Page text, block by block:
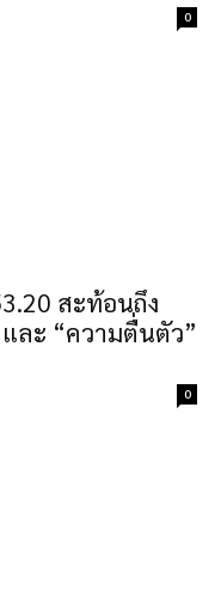
0
สะท้อนถึง
ละ “ความตื่นตัว”
0